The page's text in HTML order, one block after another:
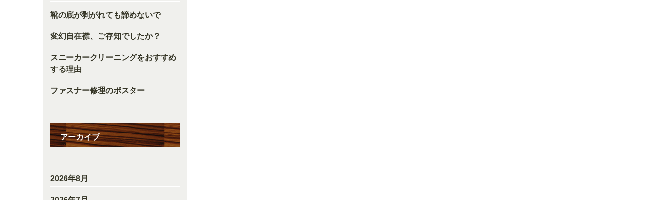
靴の底が剥がれても諦めないで
変幻自在襟、ご存知でしたか？
スニーカークリーニングをおすすめ
する理由
ファスナー修理のポスター
アーカイブ
2026年8月